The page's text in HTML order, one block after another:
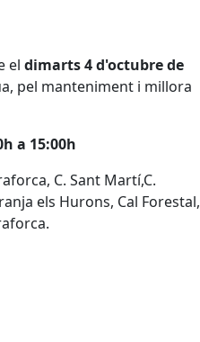
el dimarts 4 d'octubre de
pel manteniment i millora
a 15:00h
C. Sant Martí,C.
els Hurons, Cal Forestal,